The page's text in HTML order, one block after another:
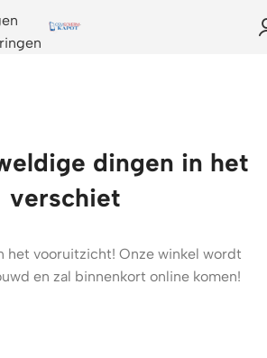
dingen in het
verschiet
het vooruitzicht! Onze winkel wordt
en zal binnenkort online komen!